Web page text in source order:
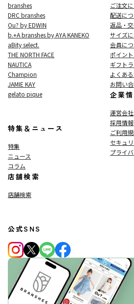
branshes
DRC branshes
Ou? by EDWIN
b.+A branshes by AYA KANEKO
aBity select.
THE NORTH FACE
NAUTICA
Champion
JAMIE KAY
gelato pique
特集＆ニュース
特集
ニュース
コラム
店舗検索
店舗検索
ご注文
配送に
返品・
サイズ
会員に
ポイン
ギフト
よくあ
お問い
企業
運営会社
採用情報
ご利用
セキュ
プライ
公式SNS